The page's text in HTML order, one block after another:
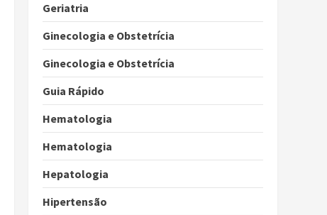
Geriatria
Ginecologia e Obstetrícia
Ginecologia e Obstetrícia
Guia Rápido
Hematologia
Hematologia
Hepatologia
Hipertensão